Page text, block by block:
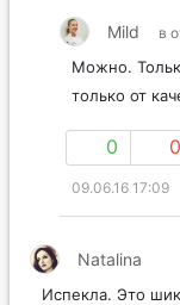
Mild в
Можно.
только от
0 0
09.06.16 17:09
Natalina
Испекла. Это